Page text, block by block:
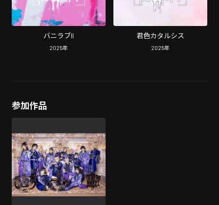
バニラブII
2025年
君色カタルシス
2025年
参加作品